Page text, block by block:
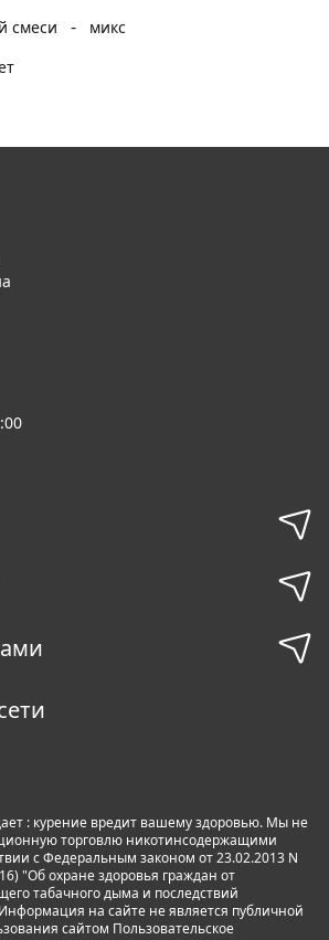
смеси
-
микс
с нами
: курение вредит вашему здоровью. Мы не
торговлю никотинсодержащими
с Федеральным законом от 23.02.2013 N
"Об охране здоровья граждан от
табачного дыма и последствий
на сайте не является публичной
сайтом Пользовательское